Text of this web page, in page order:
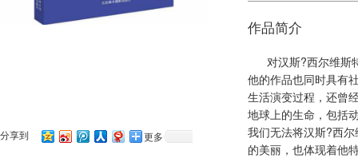
分享到 更多
作品简介
对汉斯?西尔维斯
他的作品也同时具有
生活演变过程，还曾
地球上的生命，包括
我们无法将汉斯?西
的美丽，也体现着他